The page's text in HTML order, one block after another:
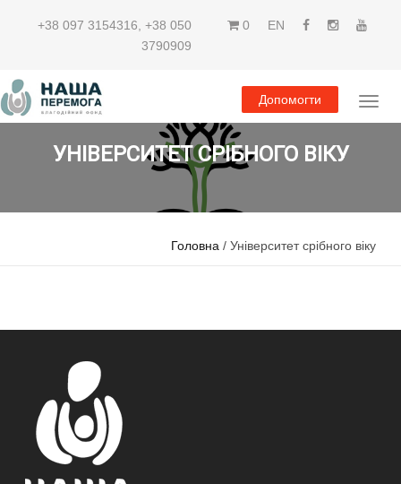
+38 097 3154316 +38 050
3790909
0 EN
Допомогти
УНІВЕРСИТЕТ СРІБНОГО ВІКУ
Головна / Університет срібного віку